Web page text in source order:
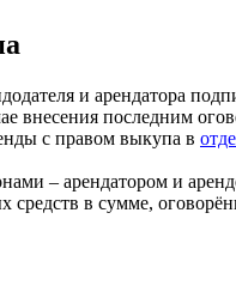
и арендатора
внесения последним
с правом выкупа в
– арендатором и
в сумме,